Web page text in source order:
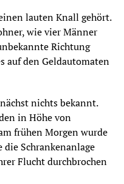
lauten Knall gehört.
wie vier Männer
Richtung
auf den Geldautomaten
nichts bekannt.
in Höhe von
frühen Morgen wurde
Schrankenanlage
Flucht durchbrochen